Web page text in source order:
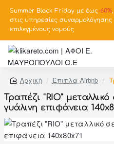
Summer Black Friday με έως-60%
στις υπηρεσίες
επιλεγμένους νομούς
home
Έπιπλα Airbnb
Τραπέζι "RIO"
γυάλινη επιφάνεια